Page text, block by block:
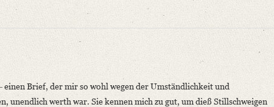
einen Brief, der mir so wohl wegen der Umständlichkeit und
unendlich werth war. Sie kennen mich zu gut, um dieß Stillschweigen